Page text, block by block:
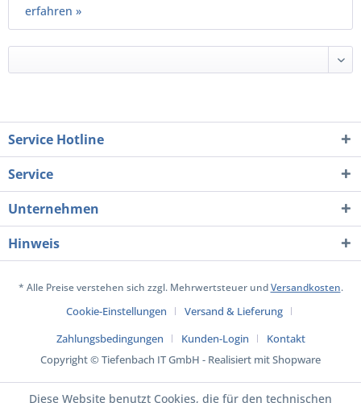
erfahren »
Service Hotline
Service
Unternehmen
Hinweis
* Alle Preise verstehen sich zzgl. Mehrwertsteuer undVersandkosten.
Cookie-Einstellungen
Versand & Lieferung
Zahlungsbedingungen
Kunden-Login
Kontakt
Copyright © Tiefenbach IT GmbH - Realisiert mit Shopware
Diese Website benutzt Cookies, die für den technischen